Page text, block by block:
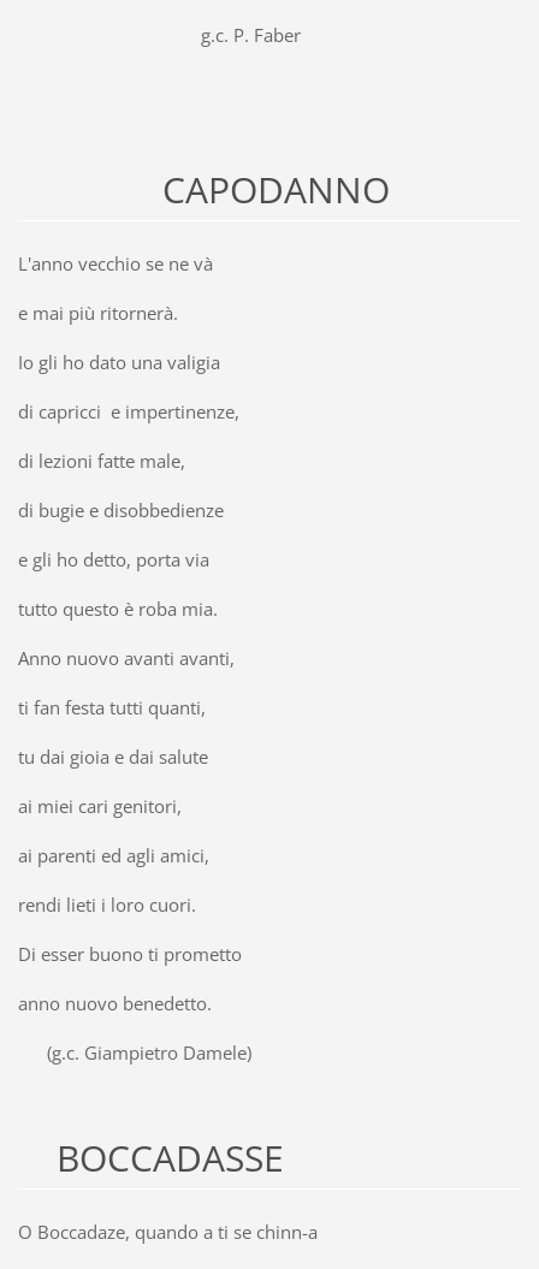
g.c. P. Faber
CAPODANNO
L'anno vecchio se ne và
e mai più ritornerà.
Io gli ho dato una valigia
di capricci e impertinenze,
di lezioni fatte male,
di bugie e disobbedienze
e gli ho detto, porta via
tutto questo è roba mia.
Anno nuovo avanti avanti,
ti fan festa tutti quanti,
tu dai gioia e dai salute
ai miei cari genitori,
ai parenti ed agli amici,
rendi lieti i loro cuori.
Di esser buono ti prometto
anno nuovo benedetto.
(g.c. Giampietro Damele)
BOCCADASSE
O Boccadaze, quando a ti se chinn-a